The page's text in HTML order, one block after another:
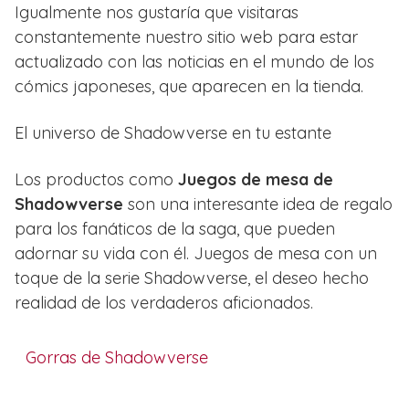
Igualmente nos gustaría que visitaras
constantemente nuestro sitio web para estar
actualizado con las noticias en el mundo de los
cómics japoneses, que aparecen en la tienda.
El universo de Shadowverse en tu estante
Los productos como Juegos de mesa de
Shadowverse son una interesante idea de regalo
para los fanáticos de la saga, que pueden
adornar su vida con él. Juegos de mesa con un
toque de la serie Shadowverse, el deseo hecho
realidad de los verdaderos aficionados.
Gorras de Shadowverse